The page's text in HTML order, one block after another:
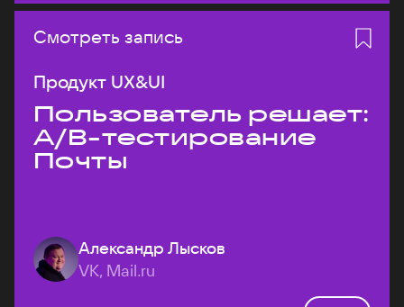
Смотреть запись
Продукт UX&UI
Пользователь решает:
A/B-тестирование
Почты
Александр Лысков
VK, Mail.ru